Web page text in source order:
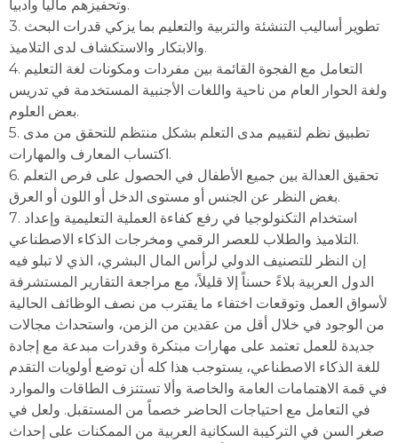
وتحفيزهم مالياً وأدبياً.
3. تطوير أساليب التنشئة والتربية والتعليم بما يزكي قدرات البحث
والابتكار والاستكشاف لدى التلاميذ.
4. التعامل مع الفجوة القائمة بين مفردات ومكونات لغة التعليم
ولغة الحوار العام من ناحية واللغات الأجنبية المستخدمة في تدريس
بعض العلوم.
5. تطبيق نظم لتقييم مدى التعلم بشكل منتظم للتحقق من مدى
اكتساب المعارف والمهارات.
6. تحقيق العدالة بين جميع الأطفال في الحصول على فرص التعلم
بغض النظر عن الجنس أو مستوى الدخل أو اللون أو العرق.
7. استخدام التكنولوجيا في رفع كفاءة العملية التعليمية وإعداد
التلاميذ والطلاب للعصر الرقمي ومخرجات الذكاء الاصطناعي.
إن النظر للتصنيف الدولي لرأس المال البشري، الذي لا تبلو فيه
الدول العربية بلاءً حسناً إلا قليلاً، مع مراجعة التقارير المستشرفة
لأسواق العمل وتوقعات اختفاء ما يقترب من نصف الوظائف الحالية
من الوجود في خلال أقل من عقدين من الزمن، واستحداث مجالات
جديدة للعمل تعتمد على مهارات مبتكرة وقدرات مبدعة مع إجادة
للغة الذكاء الاصطناعي، يستوجب هذا كله أن توضع أولويات التقدم
في قمة الاهتمامات العامة والخاصة وألا تستنزف الطاقات والموارد
في التعامل مع احتياجات الحاضر خصماً من المستقبل. ولعل في
صغر السن في التركيبة السكانية العربية من الممكنات على إحداث